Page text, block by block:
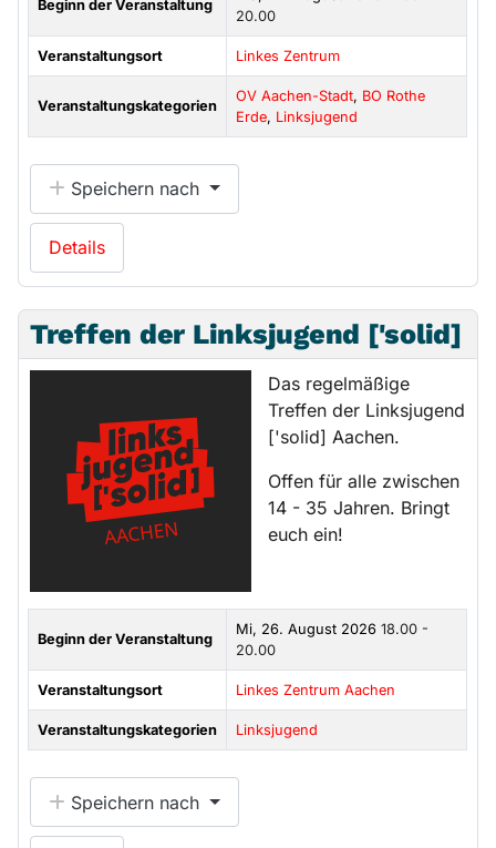
Beginn der Veranstaltung
20.00
Veranstaltungsort Linkes Zentrum
Veranstaltungskategorien
OV Aachen-Stadt, BO Rothe
Erde, Linksjugend
Speichern nach
Details
Treffen der Linksjugend ['solid]
Das regelmäßige
Treffen der Linksjugend
['solid] Aachen.
Offen für alle zwischen
14 - 35 Jahren. Bringt
euch ein!
Beginn der Veranstaltung
Mi, 26. August 202618.00 -
20.00
Veranstaltungsort Linkes Zentrum Aachen
Veranstaltungskategorien Linksjugend
Speichern nach